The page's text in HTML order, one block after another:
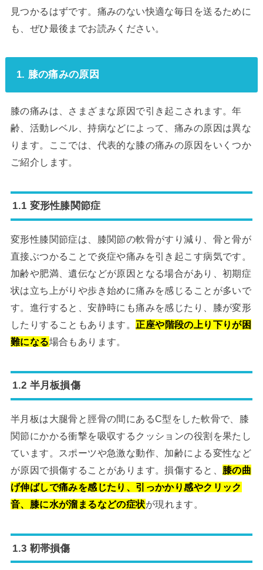
見つかるはずです。痛みのない快適な毎日を送るために
も、ぜひ最後までお読みください。
1. 膝の痛みの原因
膝の痛みは、さまざまな原因で引き起こされます。年
齢、活動レベル、持病などによって、痛みの原因は異な
ります。ここでは、代表的な膝の痛みの原因をいくつか
ご紹介します。
1.1 変形性膝関節症
変形性膝関節症は、膝関節の軟骨がすり減り、骨と骨が
直接ぶつかることで炎症や痛みを引き起こす病気です。
加齢や肥満、遺伝などが原因となる場合があり、初期症
状は立ち上がりや歩き始めに痛みを感じることが多いで
す。進行すると、安静時にも痛みを感じたり、膝が変形
したりすることもあります。 正座や階段の上り下りが困
難になる場合もあります。
1.2 半月板損傷
半月板は大腿骨と脛骨の間にあるC型をした軟骨で、膝
関節にかかる衝撃を吸収するクッションの役割を果たし
ています。スポーツや急激な動作、加齢による変性など
が原因で損傷することがあります。損傷すると、 膝の曲
げ伸ばしで痛みを感じたり、引っかかり感やクリック
音、膝に水が溜まるなどの症状が現れます。
1.3 靭帯損傷